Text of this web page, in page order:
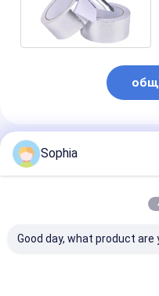
Ткань стеклоткани
Клейкая лента для
Клейкая лента
Отливка вклада
Порекомендованные
Sophia
Good day, what product are